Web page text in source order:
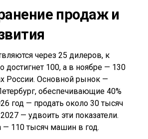
продаж и
через 25 дилеров, к
достигнет 100, а в ноябре — 130
России. Основной рынок —
обеспечивающие 40%
год — продать около 30 тысяч
— удвоить эти показатели.
— 110 тысяч машин в год.